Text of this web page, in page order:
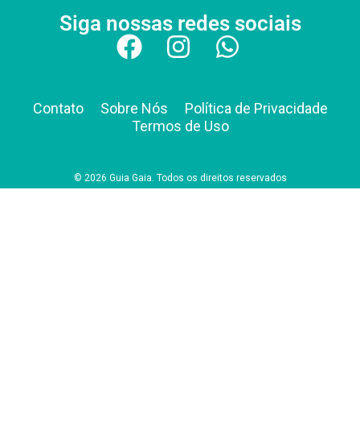
Siga nossas redes sociais
Contato Sobre Nós
Política de Privacidade
Termos de Uso
© 2026 Guia Gaia. Todos os direitos reservados